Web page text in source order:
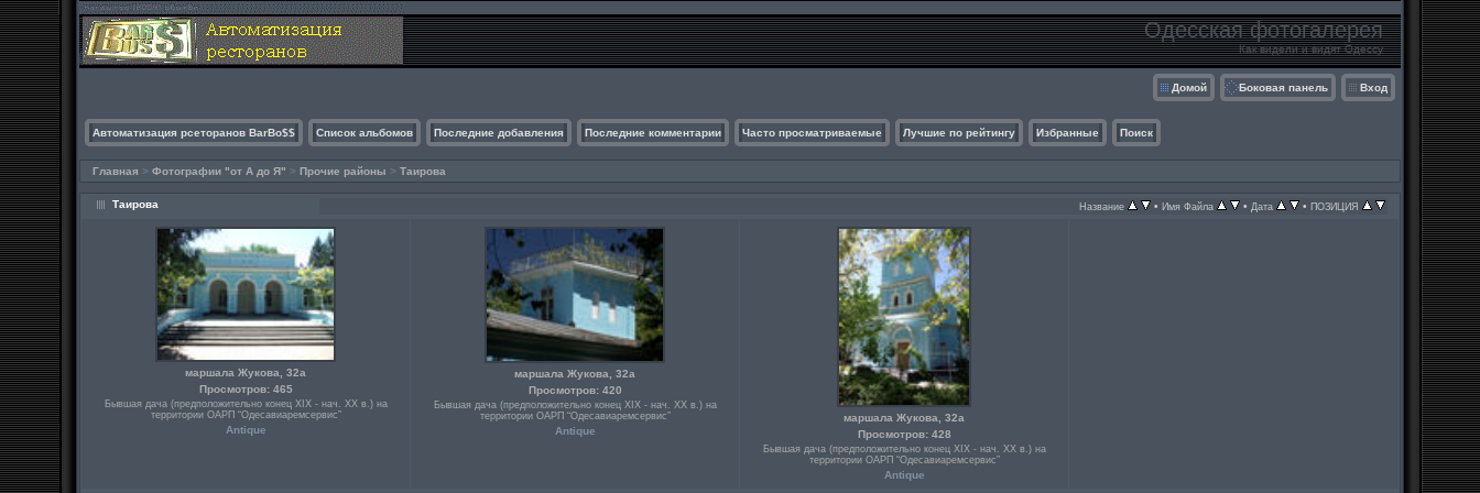
Одесская фотогалерея
Как видели и видят Одессу
Домой Боковая панель Вход
Автоматизация рсеторанов BarBo$$ Список альбомов Последние добавления Последние комментарии Часто просматриваемые Лучшие по рейтингу Избранные Поиск
Главная > Фотографии "от А до Я" > Прочие районы > Таирова
Таирова Название • Имя Файла • Дата • ПОЗИЦИЯ
маршала Жукова, 32а
Просмотров: 465
Бывшая дача (предположительно конец ХІХ - нач. ХХ в.) на
территории ОАРП “Одесавиаремсервис”
Antique
маршала Жукова, 32а
Просмотров: 420
Бывшая дача (предположительно конец ХІХ - нач. ХХ в.) на
территории ОАРП “Одесавиаремсервис”
Antique
маршала Жукова, 32а
Просмотров: 428
Бывшая дача (предположительно конец ХІХ - нач. ХХ в.) на
территории ОАРП “Одесавиаремсервис”
Antique